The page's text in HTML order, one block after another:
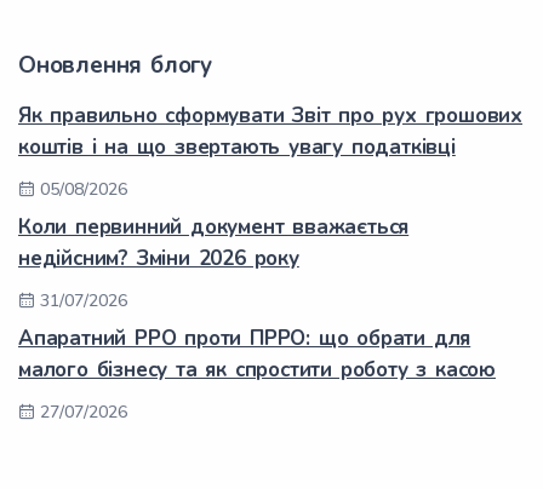
Оновлення блогу
Як правильно сформувати Звіт про рух грошових
коштів і на що звертають увагу податківці
05/08/2026
Коли первинний документ вважається
недійсним? Зміни 2026 року
31/07/2026
Апаратний РРО проти ПРРО: що обрати для
малого бізнесу та як спростити роботу з касою
27/07/2026